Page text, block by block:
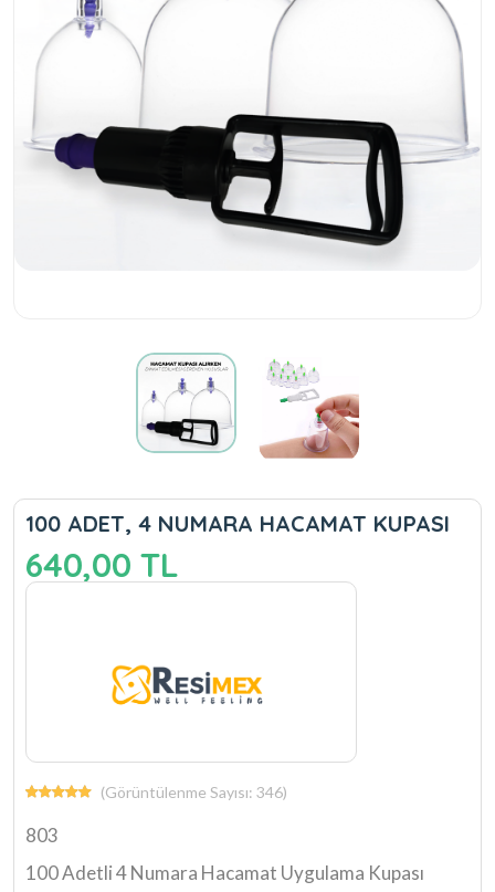
100 ADET, 4 NUMARA HACAMAT KUPASI
640,00 TL
(Görüntülenme Sayısı: 346)
803
100 Adetli 4 Numara Hacamat Uygulama Kupası